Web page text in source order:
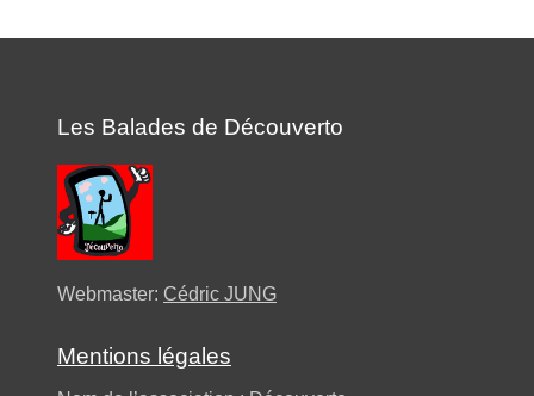
Les Balades de Découverto
Webmaster: Cédric JUNG
Mentions légales